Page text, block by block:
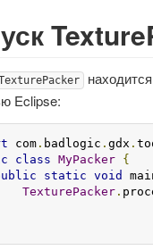
Eclipse:
com . badlogic . gdx .
class MyPacker {
static void
TexturePacker .